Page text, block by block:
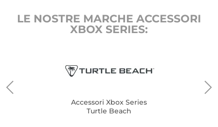
LE NOSTRE MARCHE ACCESSORI
XBOX SERIES:
Accessori Xbox Series
Turtle Beach